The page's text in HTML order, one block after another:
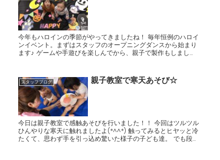
今年もハロインの季節がやってきましたね！ 毎年恒例のハロイ
ンイベント。まずはスタッフのオープニングダンスから始まり
ます♪ ゲームや手遊びを楽しんでから、親子で製作もしまし
スタッフブログ 親子教室で寒天あそび☆
今日は親子教室で感触あそびを行いました！！ 今回はツルツル
ひんやりな寒天に触れましたよ(*^^*) 触ってみるとヒヤッと冷
たくて、思わず手を引っ込め驚いた様子の子ども達。 でも段々